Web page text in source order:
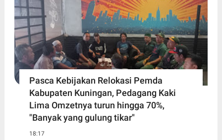
Pasca Kebijakan Relokasi Pemda
Kabupaten Kuningan, Pedagang Kaki
Lima Omzetnya turun hingga 70%,
"Banyak yang gulung tikar"
18:17